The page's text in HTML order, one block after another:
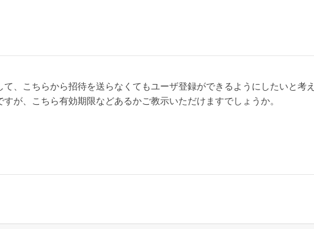
、こちらから招待を送らなくてもユーザ登録ができるようにしたいと考
が、こちら有効期限などあるかご教示いただけますでしょうか。